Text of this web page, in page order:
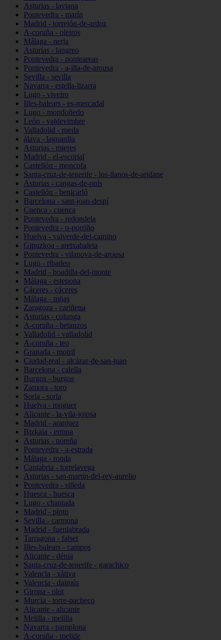
Asturias - laviana
Pontevedra - marín
Madrid - torrejón-de-ardoz
A-coruña - oleiros
Málaga - nerja
Asturias - langreo
Pontevedra - ponteareas
Pontevedra - a-illa-de-arousa
Sevilla - sevilla
Navarra - estella-lizarra
Lugo - viveiro
Illes-balears - es-mercadal
Lugo - mondoñedo
León - valdevimbre
Valladolid - rueda
álava - laguardia
Asturias - mieres
Madrid - el-escorial
Castellón - moncofa
Santa-cruz-de-tenerife - los-llanos-de-aridane
Asturias - cangas-de-onís
Castellón - benicarló
Barcelona - sant-joan-despí
Cuenca - cuenca
Pontevedra - redondela
Pontevedra - o-porriño
Huelva - valverde-del-camino
Gipuzkoa - aretxabaleta
Pontevedra - vilanova-de-arousa
Lugo - ribadeo
Madrid - boadilla-del-monte
Málaga - estepona
Cáceres - cáceres
Málaga - mijas
Zaragoza - cariñena
Asturias - colunga
A-coruña - betanzos
Valladolid - valladolid
A-coruña - teo
Granada - motril
Ciudad-real - alcázar-de-san-juan
Barcelona - calella
Burgos - burgos
Zamora - toro
Soria - soria
Huelva - moguer
Alicante - la-vila-joiosa
Madrid - aranjuez
Bizkaia - ermua
Asturias - noreña
Pontevedra - a-estrada
Málaga - ronda
Cantabria - torrelavega
Asturias - san-martín-del-rey-aurelio
Pontevedra - silleda
Huesca - huesca
Lugo - chantada
Madrid - pinto
Sevilla - carmona
Madrid - fuenlabrada
Tarragona - falset
Illes-balears - campos
Alicante - dénia
Santa-cruz-de-tenerife - garachico
Valencia - xàtiva
Valencia - daimús
Girona - olot
Murcia - torre-pacheco
Alicante - alicante
Melilla - melilla
Navarra - pamplona
A-coruña - melide